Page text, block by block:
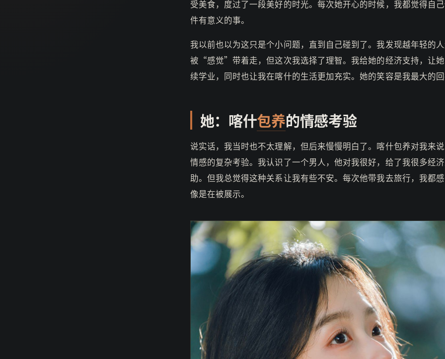
受美食，度过了一段美好的时光。每次她开心的时候，我都觉得自
件有意义的事。
我以前也以为这只是个小问题，直到自己碰到了。我发现越年轻的
被“感觉”带着走，但这次我选择了理智。我给她的经济支持，让
续学业，同时也让我在喀什的生活更加充实。她的笑容是我最大的
她：喀什包养的情感考验
说实话，我当时也不太理解，但后来慢慢明白了。喀什包养对我来
情感的复杂考验。我认识了一个男人，他对我很好，给了我很多经
助。但我总觉得这种关系让我有些不安。每次他带我去旅行，我都
像是在被展示。